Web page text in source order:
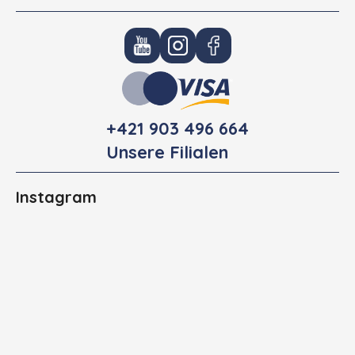
+421 903 496 664
Unsere Filialen
Instagram